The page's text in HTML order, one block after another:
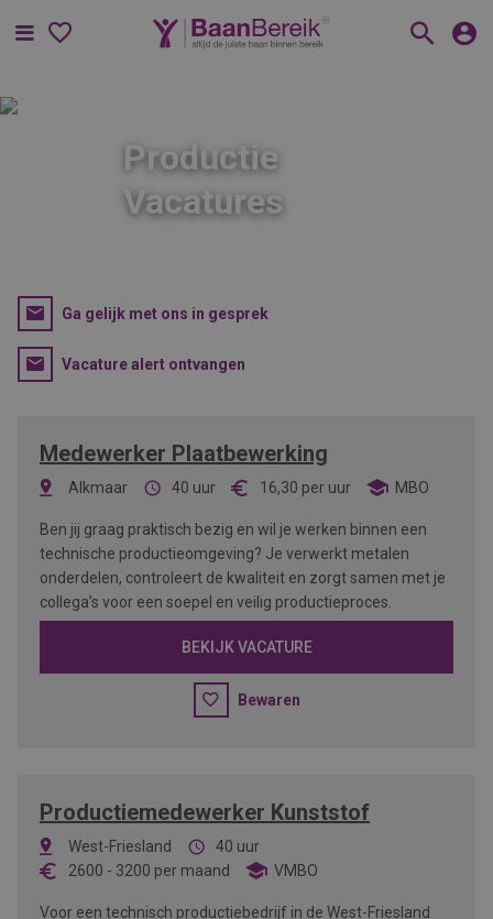
Menu
Productie
Vacatures
Ga gelijk met ons in gesprek
Vacature alert ontvangen
Medewerker Plaatbewerking
Alkmaar 40 uur 16,30 per uur MBO
Ben jij graag praktisch bezig en wil je werken binnen een
technische productieomgeving? Je verwerkt metalen
onderdelen, controleert de kwaliteit en zorgt samen met je
collega’s voor een soepel en veilig productieproces.
BEKIJK VACATURE
Bewaren
Productiemedewerker Kunststof
West-Friesland
40 uur
2600 - 3200 per maand VMBO
Voor een technisch productiebedrijf in de West-Friesland